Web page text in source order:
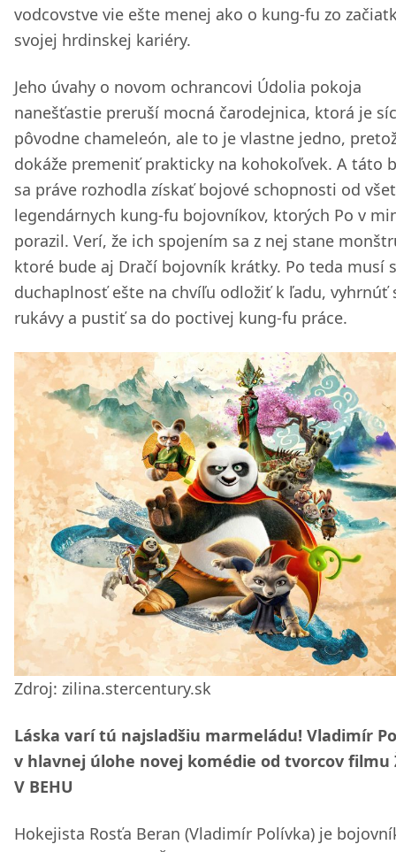
vodcovstve vie ešte menej ako o kung-fu zo
svojej hrdinskej kariéry.
Jeho úvahy o novom ochrancovi Údolia pokoja
nanešťastie preruší mocná čarodejnica, ktorá je
pôvodne chameleón, ale to je vlastne jedno,
dokáže premeniť prakticky na kohokoľvek. A táto
sa práve rozhodla získať bojové schopnosti od
legendárnych kung-fu bojovníkov, ktorých Po v
porazil. Verí, že ich spojením sa z nej stane
ktoré bude aj Dračí bojovník krátky. Po teda musí
duchaplnosť ešte na chvíľu odložiť k ľadu, vyhrnúť
rukávy a pustiť sa do poctivej kung-fu práce.
Zdroj: zilina.stercentury.sk
Láska varí tú najsladšiu marmeládu! Vladimír
v hlavnej úlohe novej komédie od tvorcov filmu
V BEHU
Hokejista Rosťa Beran (Vladimír Polívka) je